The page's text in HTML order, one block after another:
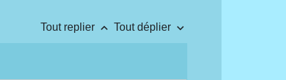
Tout replier keyboard_arrow_up Tout déplier keyboard_arrow_down